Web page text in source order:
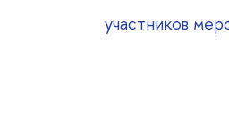
участников